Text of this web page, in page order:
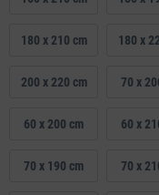
180 x 210 cm 180 x
200 x 220 cm 70 x
60 x 200 cm 60 x
70 x 190 cm 70 x